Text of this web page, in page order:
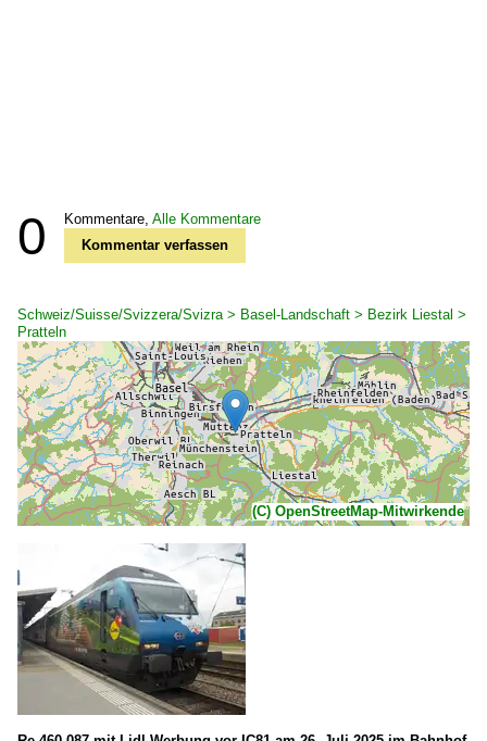
0 Kommentare, Alle Kommentare
Kommentar verfassen
Schweiz/Suisse/Svizzera/Svizra > Basel-Landschaft > Bezirk Liestal >
Pratteln
(C) OpenStreetMap-Mitwirkende